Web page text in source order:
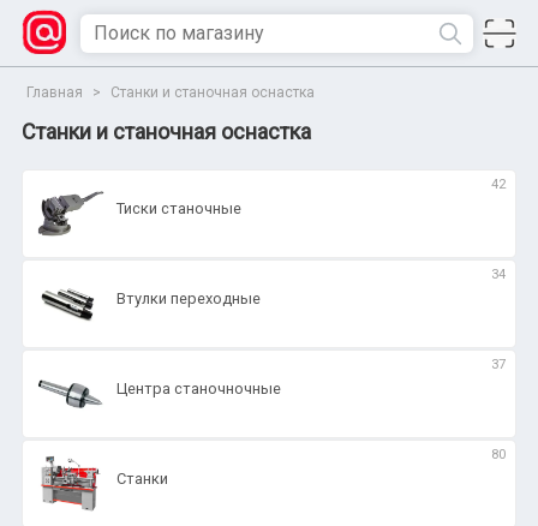
Главная > Станки и станочная оснастка
Станки и станочная оснастка
Тиски станочные
42
Втулки переходные
34
Центра станочночные
37
Станки
80